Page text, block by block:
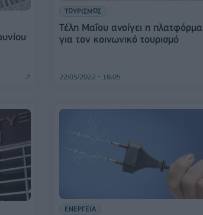
ΤΟΥΡΙΣΜΟΣ
Τέλη Μαΐου ανοίγει η πλατφόρμα
για τον κοινωνικό τουρισμό
22/05/2022 - 18:05
ΕΝΕΡΓΕΙΑ